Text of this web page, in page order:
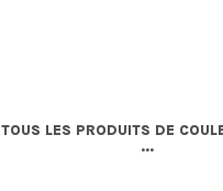
TOUS LES PRODUITS DE
...